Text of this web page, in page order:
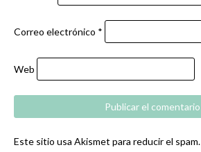
Correo electrónico *
Web
Este sitio usa Akismet para reducir el spam.